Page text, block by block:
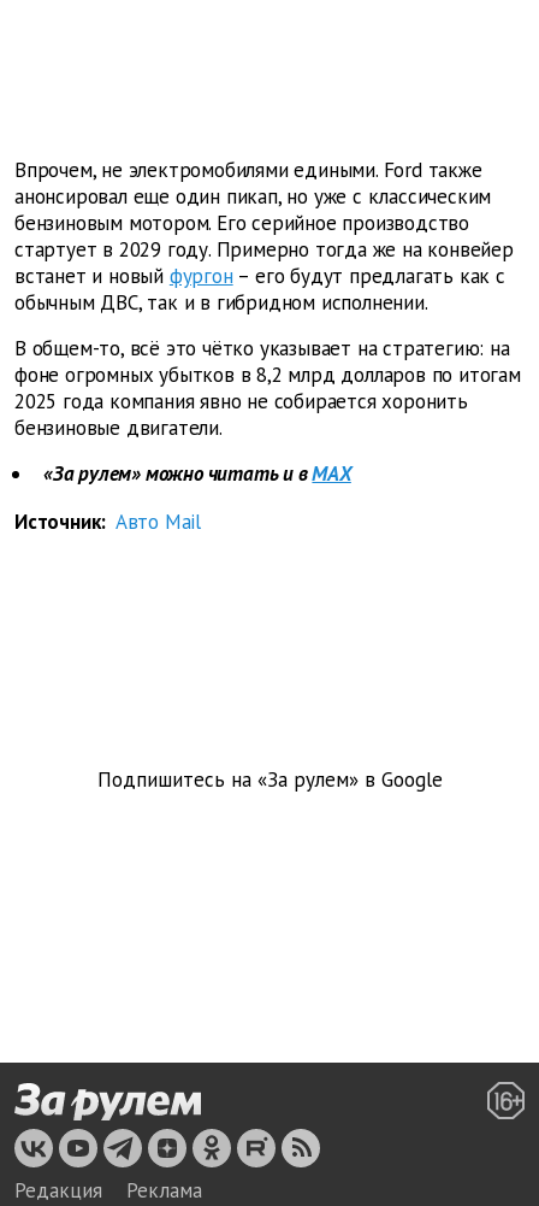
Впрочем, не электромобилями едиными. Ford также
анонсировал еще один пикап, но уже с классическим
бензиновым мотором. Его серийное производство
стартует в 2029 году. Примерно тогда же на конвейер
встанет и новый фургон– его будут предлагать как с
обычным ДВС, так и в гибридном исполнении.
В общем-то, всё это чётко указывает на стратегию: на
фоне огромных убытков в 8,2 млрд долларов по итогам
2025 года компания явно не собирается хоронить
бензиновые двигатели.
«За рулем» можно читать и вMAX
Источник: Авто Mail
Подпишитесь на «За рулем» в Google
Редакция Реклама